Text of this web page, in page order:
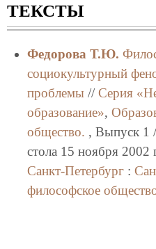
содержанию
ТЕКСТЫ
Федорова Т.Ю.
социокультурный
проблемы// Серия
образование»,
общество. , Выпуск 1
стола 15 ноября 2002
Санкт-Петербург:
философское